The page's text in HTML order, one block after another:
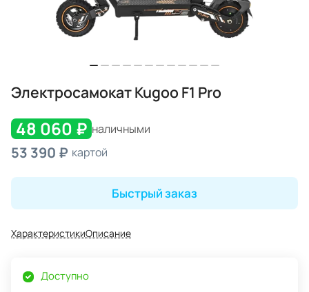
Электросамокат Kugoo F1 Pro
48 060 ₽ наличными
53 390 ₽ картой
Быстрый заказ
ХарактеристикиОписание
Доступно